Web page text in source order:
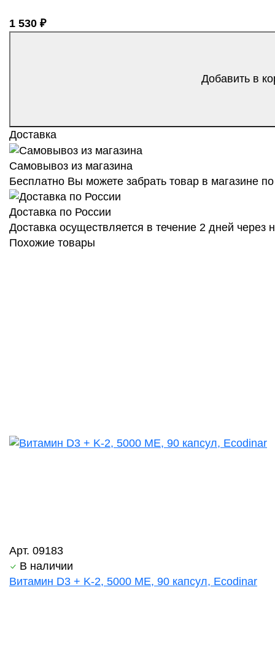
1 530 ₽
Добавить в
Доставка
Самовывоз из магазина
Бесплатно Вы можете забрать товар в магазине
Доставка по России
Доставка осуществляется в течение 2 дней
Похожие товары
Арт. 09183
В наличии
Витамин D3 + K-2, 5000 ME, 90 капсул, Ecodinar